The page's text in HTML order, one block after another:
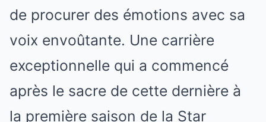
de procurer des émotions avec sa
voix envoûtante. Une carrière
exceptionnelle qui a commencé
après le sacre de cette dernière à
la première saison de la Star